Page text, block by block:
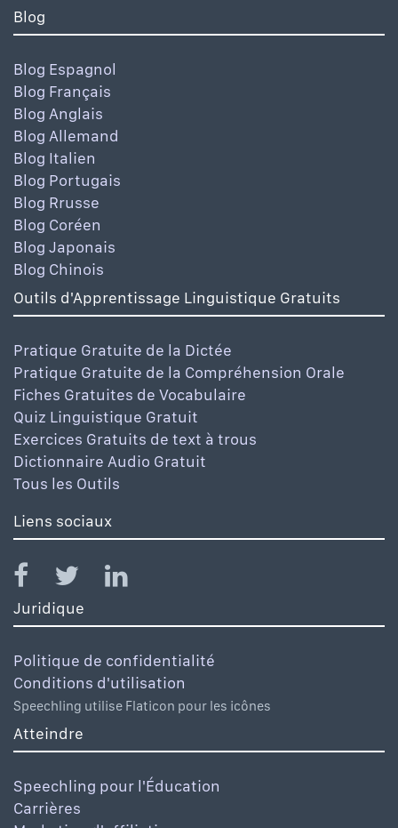
Blog
Blog Espagnol
Blog Français
Blog Anglais
Blog Allemand
Blog Italien
Blog Portugais
Blog Rrusse
Blog Coréen
Blog Japonais
Blog Chinois
Outils d'Apprentissage Linguistique Gratuits
Pratique Gratuite de la Dictée
Pratique Gratuite de la Compréhension Orale
Fiches Gratuites de Vocabulaire
Quiz Linguistique Gratuit
Exercices Gratuits de text à trous
Dictionnaire Audio Gratuit
Tous les Outils
Liens sociaux
Juridique
Politique de confidentialité
Conditions d'utilisation
Speechling utilise Flaticon pour les icônes
Atteindre
Speechling pour l'Éducation
Carrières